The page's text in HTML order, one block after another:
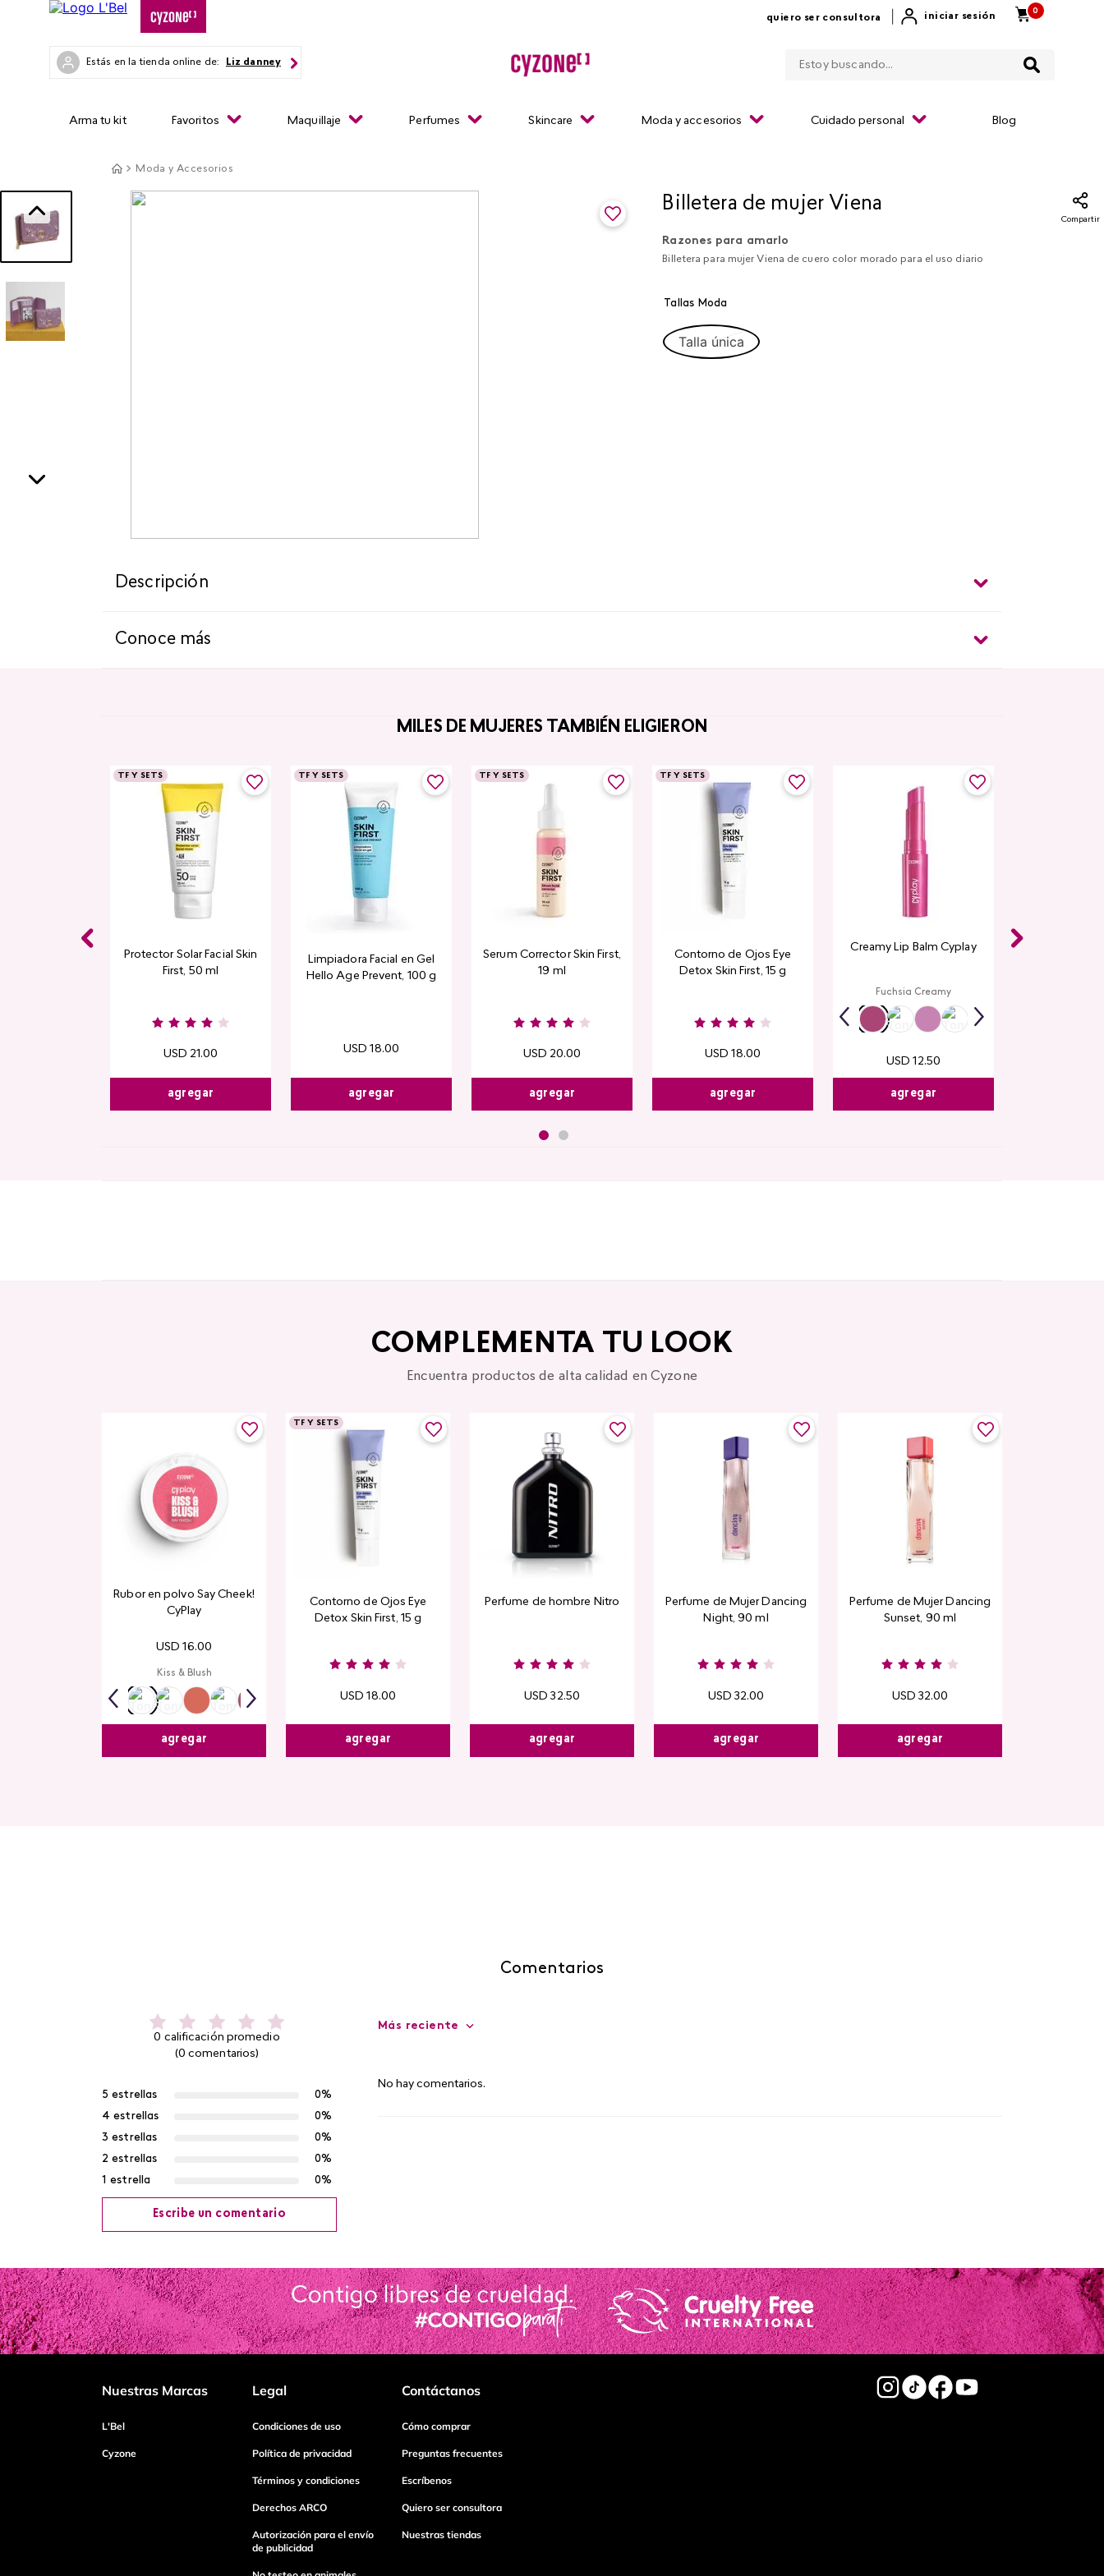
quiero ser consultora iniciar sesión
0
Estás en la tienda online de: Liz danney
Arma tu kit Favoritos Maquillaje Perfumes Skincare Moda y accesorios Cuidado personal Blog
Moda y Accesorios
Billetera de mujer Viena
Compartir
Razones para amarlo
Billetera para mujer Viena de cuero color morado para el uso diario
Tallas Moda
Talla única
Descripción
Conoce más
MILES DE MUJERES TAMBIÉN ELIGIERON
TF Y SETS
Protector Solar Facial Skin
First, 50 ml
USD 21.00
agregar
TF Y SETS
Limpiadora Facial en Gel
Hello Age Prevent, 100 g
USD 18.00
agregar
TF Y SETS
Serum Corrector Skin First,
19 ml
USD 20.00
agregar
TF Y SETS
Contorno de Ojos Eye
Detox Skin First, 15 g
USD 18.00
agregar
Creamy Lip Balm Cyplay
Fuchsia Creamy
USD 12.50
agregar
COMPLEMENTA TU LOOK
Encuentra productos de alta calidad en Cyzone
Rubor en polvo Say Cheek!
CyPlay
USD 16.00
Kiss & Blush
agregar
TF Y SETS
Contorno de Ojos Eye
Detox Skin First, 15 g
USD 18.00
agregar
Perfume de hombre Nitro
USD 32.50
agregar
Perfume de Mujer Dancing
Night, 90 ml
USD 32.00
agregar
Perfume de Mujer Dancing
Sunset, 90 ml
USD 32.00
agregar
Comentarios
0 calificación promedio
(0 comentarios)
5 estrellas
0%
4 estrellas
0%
3 estrellas
0%
2 estrellas
0%
1 estrella
0%
Escribe un comentario
Agregar comentario
Título
Tu nombre
Más reciente
No hay comentarios.
Nuestras Marcas
L'Bel
Cyzone
Legal
Condiciones de uso
Política de privacidad
Términos y condiciones
Derechos ARCO
Autorización para el envío
de publicidad
Contáctanos
Cómo comprar
Preguntas frecuentes
Escríbenos
Quiero ser consultora
Nuestras tiendas